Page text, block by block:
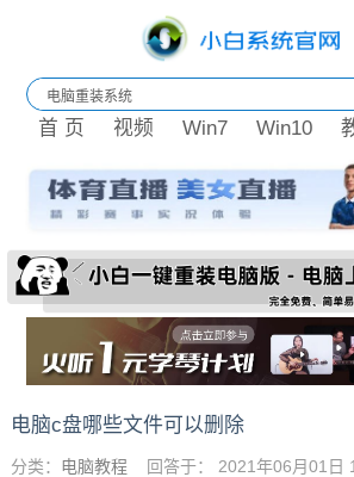
首 页 视频 Win7 Win10
电脑c盘哪些文件可以删除
分类： 电脑教程 回答于： 2021年06月01日